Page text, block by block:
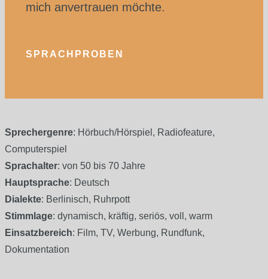
mich anvertrauen möchte.
SPRACHPROBEN
Sprechergenre: Hörbuch/Hörspiel, Radiofeature,
Computerspiel
Sprachalter: von 50 bis 70 Jahre
Hauptsprache: Deutsch
Dialekte: Berlinisch, Ruhrpott
Stimmlage: dynamisch, kräftig, seriös, voll, warm
Einsatzbereich: Film, TV, Werbung, Rundfunk,
Dokumentation